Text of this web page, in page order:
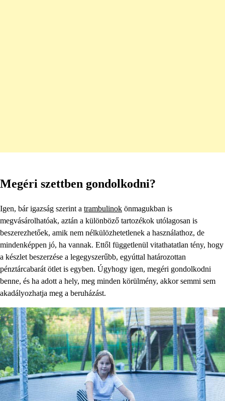
Megéri szettben gondolkodni?
Igen, bár igazság szerint a trambulinok önmagukban is
megvásárolhatóak, aztán a különböző tartozékok utólagosan is
beszerezhetőek, amik nem nélkülözhetetlenek a használathoz, de
mindenképpen jó, ha vannak. Ettől függetlenül vitathatatlan tény, hogy
a készlet beszerzése a legegyszerűbb, egyúttal határozottan
pénztárcabarát ötlet is egyben. Úgyhogy igen, megéri gondolkodni
benne, és ha adott a hely, meg minden körülmény, akkor semmi sem
akadályozhatja meg a beruházást.